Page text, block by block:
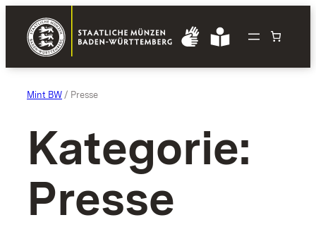
Inhalt
springen
Mint BW / Presse
Kategorie:
Presse